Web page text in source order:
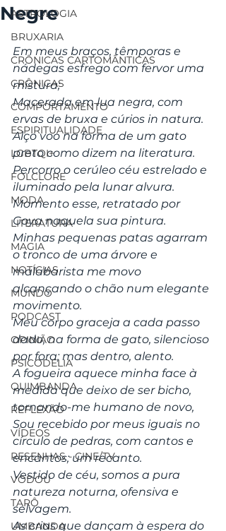
ASTROLOGIA
BRUXARIA
CRÔNICAS CARTOMÂNTICAS
CRÔNICAS
COMPORTAMENTO
ESPIRITUALIDADE
LGBTQI+
FOLCLORE
MODA
LITERATURA
MAGIA
NOTÍCIAS
MUNDO
PODCAST
OPINIÃO
PSICODELIA
QUIMBANDA
REFLEXÃO
VÍDEOS
RESENHAS - CINE/TV
VODOU
TARÔ
UMBANDA
Negre
Em meus braços, têmporas e
nádegas esfrego com fervor uma
mistura;
Macerada em lua negra, com
ervas de bruxa e cúrios in natura.
Alço voo na forma de um gato
preto como dizem na literatura.
Percorro o cerúleo céu estrelado e
iluminado pela lunar alvura.
Momento esse, retratado por
Goya naquela sua pintura.
Minhas pequenas patas agarram
o tronco de uma árvore e
malabarista me movo
alcançando o chão num elegante
movimento.
Meu corpo graceja a cada passo
dado, na forma de gato, silencioso
por fora; mas dentro, alento.
A fogueira aquece minha face à
medida que deixo de ser bicho,
tornando-me humano de novo,
Sou recebido por meus iguais no
círculo de pedras, com cantos e
encantos; um recanto.
Vestido de céu, somos a pura
natureza noturna, ofensiva e
selvagem.
As crias que dançam à espera do